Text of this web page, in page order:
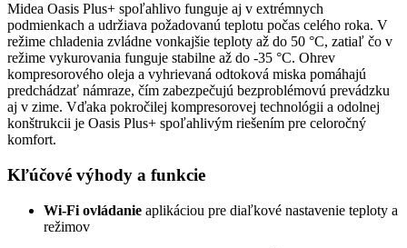
Midea Oasis Plus+ spoľahlivo funguje aj v extrémnych
podmienkach a udržiava požadovanú teplotu počas celého roka. V
režime chladenia zvládne vonkajšie teploty až do 50 °C, zatiaľ čo v
režime vykurovania funguje stabilne až do -35 °C. Ohrev
kompresorového oleja a vyhrievaná odtoková miska pomáhajú
predchádzať námraze, čím zabezpečujú bezproblémovú prevádzku
aj v zime. Vďaka pokročilej kompresorovej technológii a odolnej
konštrukcii je Oasis Plus+ spoľahlivým riešením pre celoročný
komfort.
Kľúčové výhody a funkcie
Wi-Fi ovládanie aplikáciou pre diaľkové nastavenie teploty a
režimov